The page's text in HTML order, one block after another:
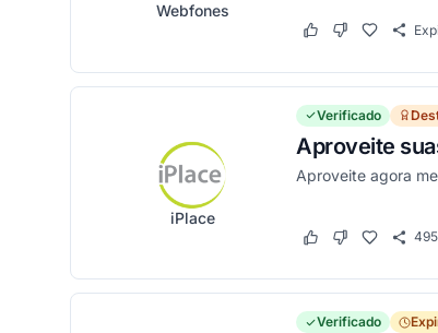
Webfones
Este cupom
Este cupom
iPlace
Verificado
Aproveite
Aproveite agora
Este cupom
Este cupom495
Verificado